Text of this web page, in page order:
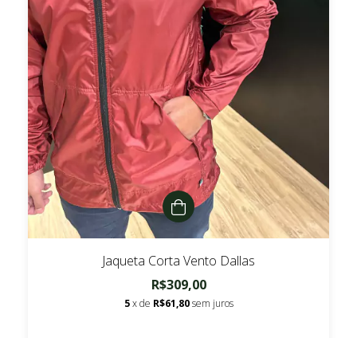
Jaqueta Corta Vento Dallas
R$309,00
5 x de R$61,80 sem juros